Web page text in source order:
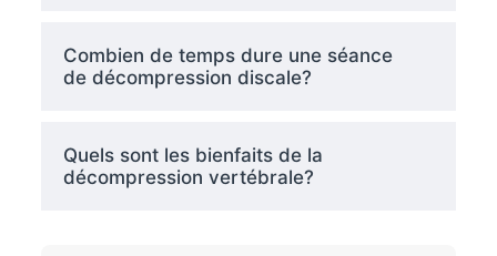
Combien de temps dure une séance
de décompression discale?
Quels sont les bienfaits de la
décompression vertébrale?